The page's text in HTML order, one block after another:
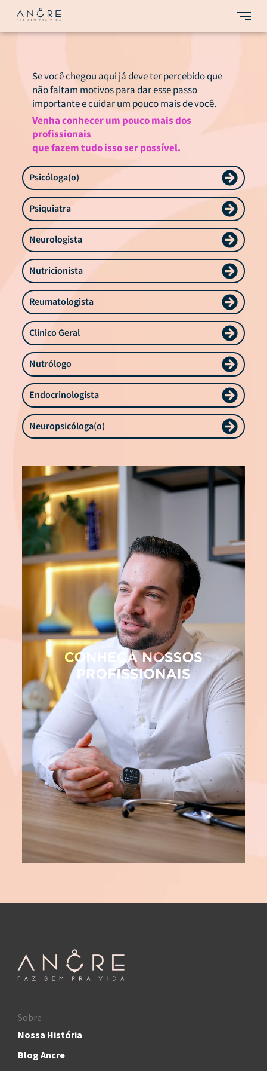
Se você chegou aqui já deve ter percebido que
não faltam motivos para dar esse passo
importante e cuidar um pouco mais de você.
Venha conhecer um pouco mais dos
profissionais
que fazem tudo isso ser possível.
Psicóloga(o)
Psiquiatra
Neurologista
Nutricionista
Reumatologista
Clínico Geral
Nutrólogo
Endocrinologista
Neuropsicóloga(o)
Sobre
Nossa História
Blog Ancre